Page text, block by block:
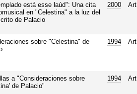
está esse laúd": Una cita
en "Celestina" a la luz del
de Palacio
2000
sobre "Celestina" de
1994
a "Consideraciones sobre
de Palacio"
1994